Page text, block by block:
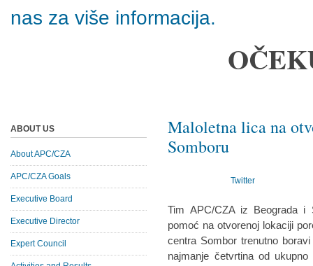
nas za više informacija.
Maloletna lica na
Somboru
Twitter
Tim APC/CZA iz Beograda i
pomoć na otvorenoj lokaciji
centra Sombor trenutno
najmanje četvrtina od
ABOUT US
About APC/CZA
APC/CZA Goals
Executive Board
Executive Director
Expert Council